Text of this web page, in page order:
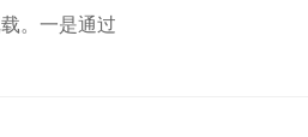
。一是通过